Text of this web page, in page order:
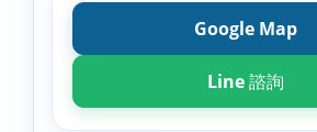
Google Map
Line 諮詢